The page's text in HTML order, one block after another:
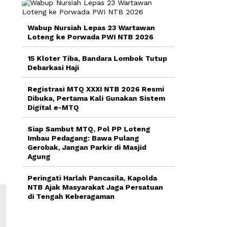
Wabup Nursiah Lepas 23 Wartawan
Loteng ke Porwada PWI NTB 2026
15 Kloter Tiba, Bandara Lombok Tutup
Debarkasi Haji
Registrasi MTQ XXXI NTB 2026 Resmi
Dibuka, Pertama Kali Gunakan Sistem
Digital e-MTQ
Siap Sambut MTQ, Pol PP Loteng
Imbau Pedagang: Bawa Pulang
Gerobak, Jangan Parkir di Masjid
Agung
Peringati Harlah Pancasila, Kapolda
NTB Ajak Masyarakat Jaga Persatuan
di Tengah Keberagaman